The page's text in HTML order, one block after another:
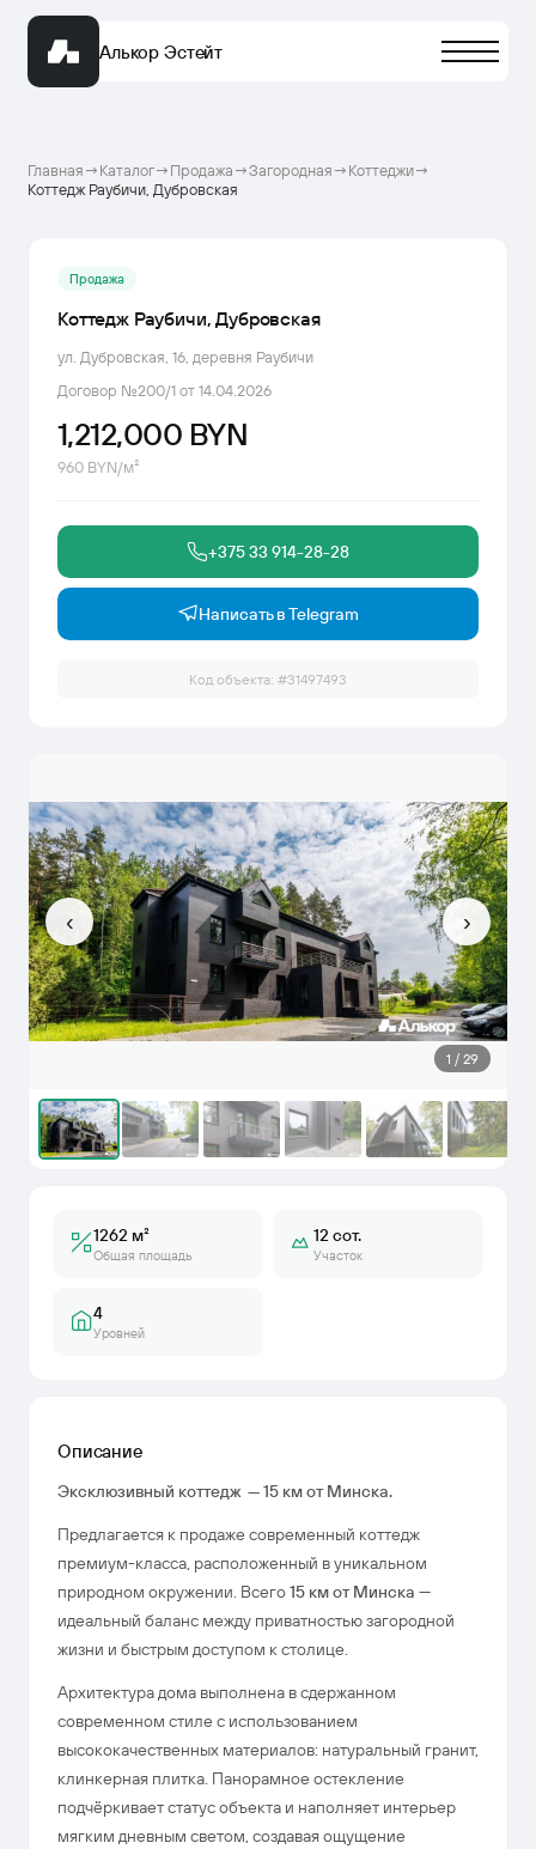
Алькор Эстейт
Главная→Каталог→Продажа→Загородная→Коттеджи→
Коттедж Раубичи, Дубровская
‹ ›
1 / 29
1262 м²
Общая площадь
12 сот.
Участок
4
Уровней
Описание
Эксклюзивный коттедж — 15 км от Минска.
Предлагается к продаже современный коттедж
премиум-класса, расположенный в уникальном
природном окружении. Всего15 км от Минска —
идеальный баланс между приватностью загородной
жизни и быстрым доступом к столице.
Архитектура дома выполнена в сдержанном
современном стиле с использованием
высококачественных материалов: натуральный гранит,
клинкерная плитка. Панорамное остекление
подчёркивает статус объекта и наполняет интерьер
мягким дневным светом, создавая ощущение
Продажа
Коттедж Раубичи, Дубровская
ул. Дубровская, 16, деревня Раубичи
Договор №200/1от14.04.2026
1,212,000 BYN
960 BYN/м²
+375 33 914-28-28
Написать в Telegram
Код объекта: #31497493